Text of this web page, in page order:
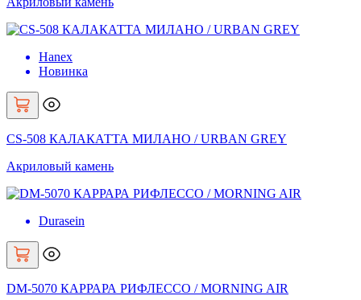
Hanex
Новинка
CS-508 КАЛАКАТТА МИЛАНО / URBAN GREY
Акриловый камень
Durasein
DM-5070 КАРРАРА РИФЛЕССО / MORNING AIR